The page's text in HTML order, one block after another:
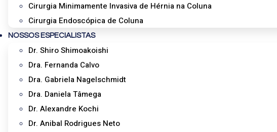
Cirurgia Minimamente Invasiva de Hérnia na Coluna
Cirurgia Endoscópica de Coluna
NOSSOS ESPECIALISTAS
Dr. Shiro Shimoakoishi
Dra. Fernanda Calvo
Dra. Gabriela Nagelschmidt
Dra. Daniela Tâmega
Dr. Alexandre Kochi
Dr. Anibal Rodrigues Neto